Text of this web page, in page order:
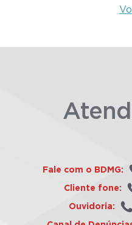
Fale com o BDMG:
Cliente fone:
Ouvidoria: